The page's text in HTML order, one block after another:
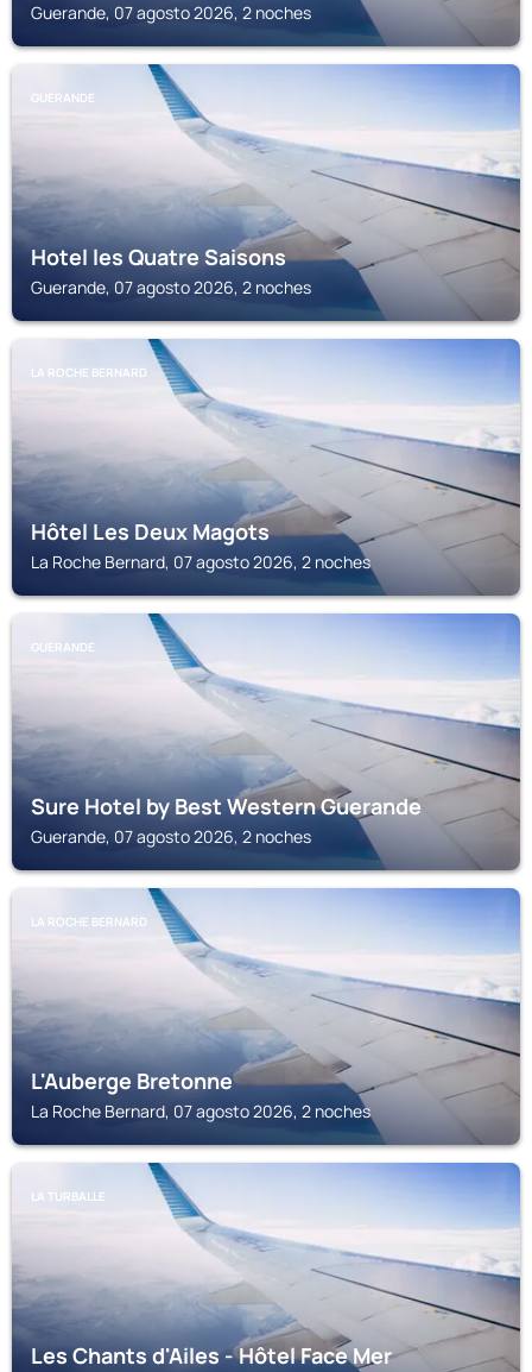
Guerande, 07 agosto 2026, 2 noches
GUERANDE
Hotel les Quatre Saisons
Guerande, 07 agosto 2026, 2 noches
LA ROCHE BERNARD
Hôtel Les Deux Magots
La Roche Bernard, 07 agosto 2026, 2 noches
GUERANDE
Sure Hotel by Best Western Guerande
Guerande, 07 agosto 2026, 2 noches
LA ROCHE BERNARD
L'Auberge Bretonne
La Roche Bernard, 07 agosto 2026, 2 noches
LA TURBALLE
Les Chants d'Ailes - Hôtel Face Mer